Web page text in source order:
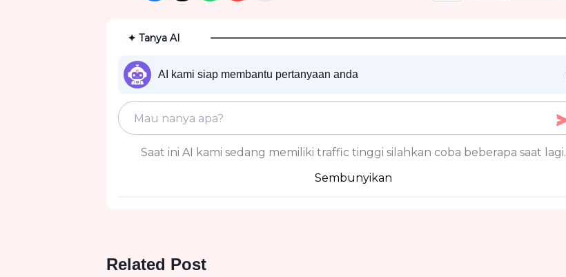
✦ Tanya AI
AI kami siap membantu pertanyaan anda
Saat ini AI kami sedang memiliki traffic tinggi silahkan coba beberapa saat lagi.
Sembunyikan
Related Post